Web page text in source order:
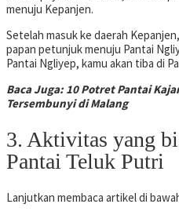
menuju Kepanjen.
Setelah masuk ke daerah
papan petunjuk menuju Pantai
Pantai Ngliyep, kamu akan tiba di
Baca Juga: 10 Potret Pantai
Tersembunyi di Malang
3. Aktivitas yang
Pantai Teluk Putri
Lanjutkan membaca artikel di